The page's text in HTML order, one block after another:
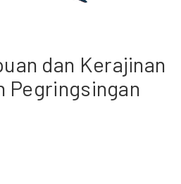
dan Kerajinan
Pegringsingan